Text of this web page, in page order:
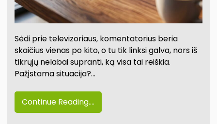
Sėdi prie televizoriaus, komentatorius beria
skaičius vienas po kito, o tu tik linksi galva, nors iš
tikrųjų nelabai supranti, ką visa tai reiškia.
Pažįstama situacija?…
Continue Reading....